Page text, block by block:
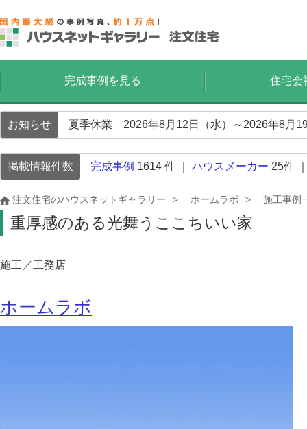
完成事例を見る 住宅会
お知らせ 夏季休業 2026年8月12日（水）～2026年8月
掲載情報件数 完成事例 1614 件 ｜ ハウスメーカー 25件
注文住宅のハウスネットギャラリー ホームラボ 施工事例
重厚感のある光舞うここちいい家
施工／工務店
ホームラボ